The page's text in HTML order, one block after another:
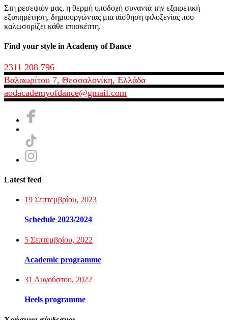
Στη ρεσεψιόν μας, η θερμή υποδοχή συναντά την εξαιρετική
εξυπηρέτηση, δημιουργώντας μια αίσθηση φιλοξενίας που
καλωσορίζει κάθε επισκέπτη.
Find your style in Academy of Dance
2311 208 796
Βαλαωρίτου 7, Θεσσαλονίκη, Ελλάδα
aodacademyofdance@gmail.com
Latest feed
19 Σεπτεμβρίου, 2023
Schedule 2023/2024
5 Σεπτεμβρίου, 2022
Academic programme
31 Αυγούστου, 2022
Heels programme